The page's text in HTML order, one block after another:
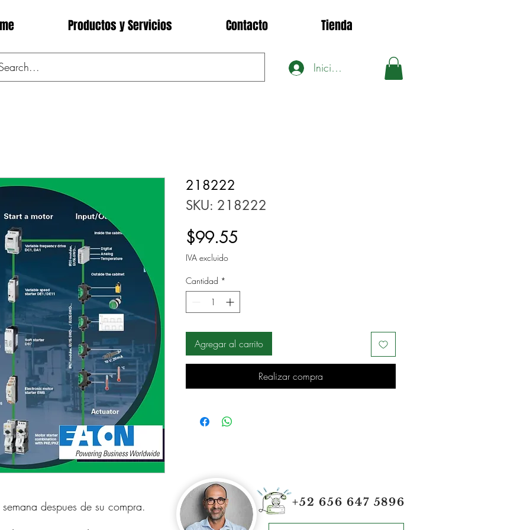
Productos y Servicios Contacto Tienda
Iniciar sesión
despues de su compra.
218222
SKU: 218222
$99.55
IVA excluido
Cantidad *
Agregar al carrito
Realizar compra
+52 656 647 5896